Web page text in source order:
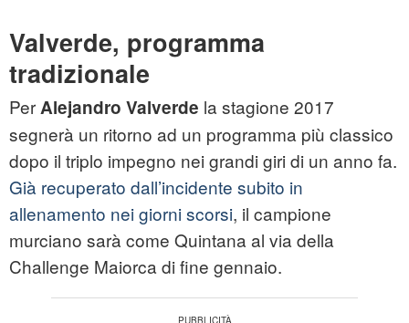
Valverde, programma
tradizionale
PerAlejandro Valverde la stagione 2017
segnerà un ritorno ad un programma più classico
dopo il triplo impegno nei grandi giri di un anno fa.
Già recuperato dall’incidente subito in
allenamento nei giorni scorsi, il campione
murciano sarà come Quintana al via della
Challenge Maiorca di fine gennaio.